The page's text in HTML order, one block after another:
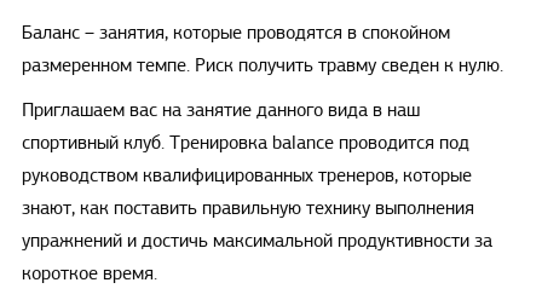
Баланс – занятия, которые проводятся в спокойном
размеренном темпе. Риск получить травму сведен к нулю.
Приглашаем вас на занятие данного вида в наш
спортивный клуб. Тренировка balance проводится под
руководством квалифицированных тренеров, которые
знают, как поставить правильную технику выполнения
упражнений и достичь максимальной продуктивности за
короткое время.